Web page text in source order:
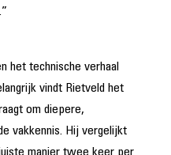
het technische verhaal
vindt Rietveld het
om diepere,
vakkennis. Hij vergelijkt